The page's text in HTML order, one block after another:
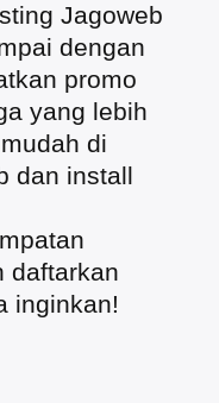
Jagoweb
dengan
promo
yang lebih
di
dan install
daftarkan
inginkan!